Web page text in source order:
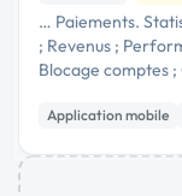
… Paiements.
; Revenus ;
Blocage comptes
recommandées
Application mobile